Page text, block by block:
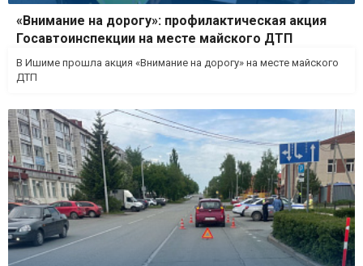
«Внимание на дорогу»: профилактическая акция
Госавтоинспекции на месте майского ДТП
В Ишиме прошла акция «Внимание на дорогу» на месте майского
ДТП